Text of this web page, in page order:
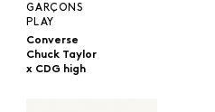
GARÇONS
PLAY
Converse
Chuck Taylor
x CDG high